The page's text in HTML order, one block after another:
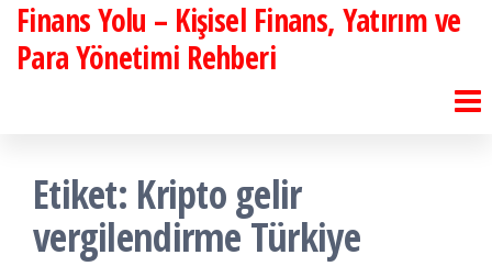
İçeriğe
atla
Finans Yolu – Kişisel Finans, Yatırım ve
Para Yönetimi Rehberi
Etiket: Kripto gelir
vergilendirme Türkiye